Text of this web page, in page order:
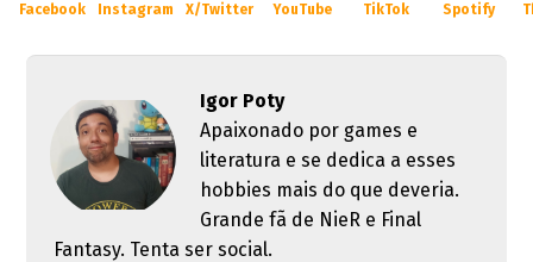
Facebook Instagram X/Twitter YouTube TikTok Spotify
Igor Poty
Apaixonado por games e
literatura e se dedica a esses
hobbies mais do que deveria.
Grande fã de NieR e Final
Fantasy. Tenta ser social.